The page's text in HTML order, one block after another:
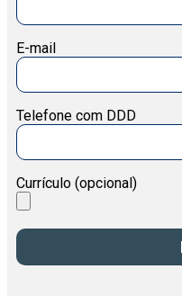
E-mail
Telefone com DDD
Currículo (opcional)